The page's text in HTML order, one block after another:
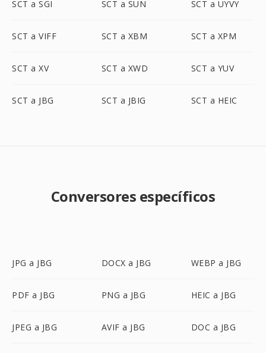
SCT a SGI SCT a SUN SCT a UYVY
SCT a VIFF SCT a XBM SCT a XPM
SCT a XV SCT a XWD SCT a YUV
SCT a JBG SCT a JBIG SCT a HEIC
Conversores específicos
JPG a JBG DOCX a JBG WEBP a JBG
PDF a JBG PNG a JBG HEIC a JBG
JPEG a JBG AVIF a JBG DOC a JBG